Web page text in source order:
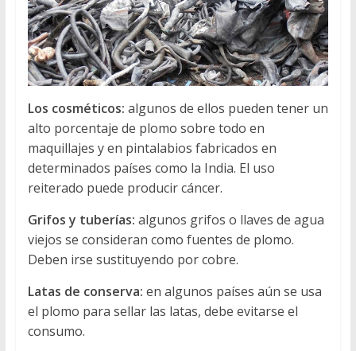
Los cosméticos: algunos de ellos pueden tener un
alto porcentaje de plomo sobre todo en
maquillajes y en pintalabios fabricados en
determinados países como la India. El uso
reiterado puede producir cáncer.
Grifos y tuberías: algunos grifos o llaves de agua
viejos se consideran como fuentes de plomo.
Deben irse sustituyendo por cobre.
Latas de conserva: en algunos países aún se usa
el plomo para sellar las latas, debe evitarse el
consumo.